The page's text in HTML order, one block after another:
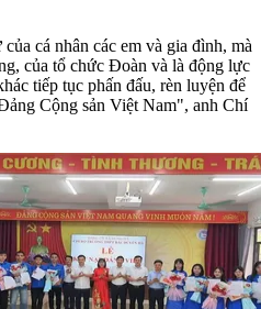
cá nhân các em và gia đình, mà
của tổ chức Đoàn và là động lực
tiếp tục phấn đấu, rèn luyện để
Cộng sản Việt Nam", anh Chí